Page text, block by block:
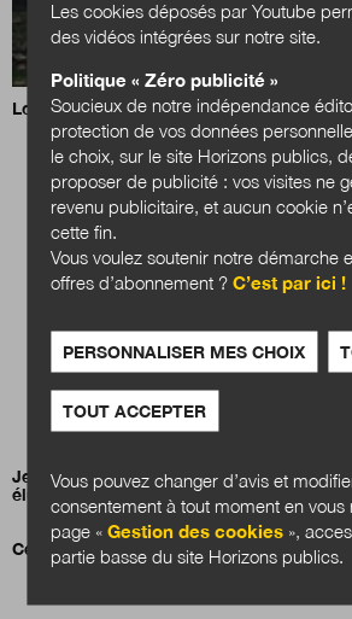
Loi Littoral : un nouvel équilibre à trouver
Jean-Charles Orsucci, président de
élus des littoraux (ANEL)
Cessons de parler de transformation
Les cookies déposés par Youtube
des vidéos intégrées sur notre site.
Politique « Zéro publicité »
Soucieux de notre indépendance
protection de vos données
le choix, sur le site Horizons publics,
proposer de publicité : vos visites ne
revenu publicitaire, et aucun cookie
cette fin.
Vous voulez soutenir notre démarche
offres d’abonnement ?C’est par ici !
PERSONNALISER MES CHOIX
TOUT ACCEPTER
Vous pouvez changer d’avis et
consentement à tout moment en vous
page «Gestion des cookies »,
partie basse du site Horizons publics.